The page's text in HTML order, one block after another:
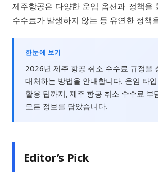
제주항공은 다양한 운임 옵션과 정책
수수료가 발생하지 않는 등 유연한 정책
한눈에 보기
2026년 제주 항공 취소 수수료 규정을
대처하는 방법을 안내합니다. 운임 타
활용 팁까지, 제주 항공 취소 수수료
모든 정보를 담았습니다.
Editor’s Pick